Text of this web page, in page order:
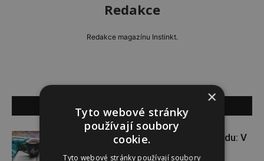
Redakce
Redakce magazínu Instinkt.
SOUVISEJÍCÍ ČLÁNKY
VÝHERCI: kniha pro dobrou náladu: V
×
Tyto webové stránky
používají soubory
cookie.
Tyto webové stránky používají soubory